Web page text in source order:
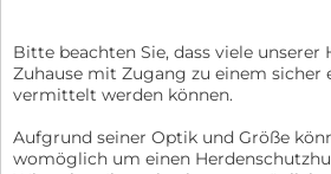
Bitte beachten Sie, dass viele unserer
Zuhause mit Zugang zu einem sicher
vermittelt werden können.
Aufgrund seiner Optik und Größe
womöglich um einen